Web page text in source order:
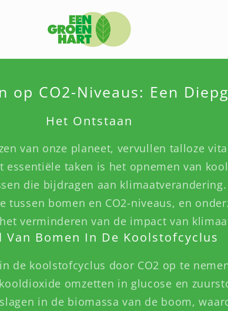
op CO2-Niveaus: Een
Het Ontstaan
van onze planeet, vervullen talloze
essentiële taken is het opnemen van
die bijdragen aan
bomen en CO2-niveaus, en
verminderen van de impact van
Van Bomen In De Koolstofcyclus
de koolstofcyclus door CO2 op te
omzetten in glucose en
in de biomassa van de boom,